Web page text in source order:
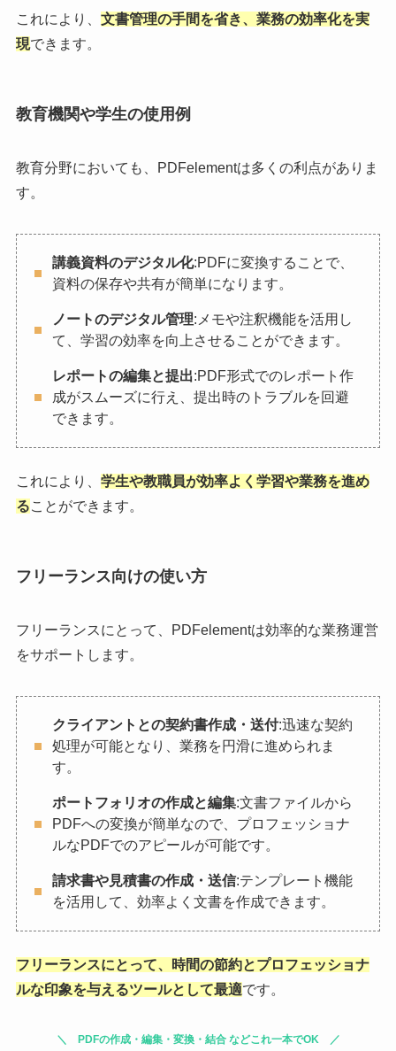
これにより、 文書管理の手間を省き、業務の効率化を実
現できます。
教育機関や学生の使用例
教育分野においても、PDFelementは多くの利点がありま
す。
講義資料のデジタル化:PDFに変換することで、
資料の保存や共有が簡単になります。
ノートのデジタル管理:メモや注釈機能を活用し
て、学習の効率を向上させることができます。
レポートの編集と提出:PDF形式でのレポート作
成がスムーズに行え、提出時のトラブルを回避
できます。
これにより、 学生や教職員が効率よく学習や業務を進め
ることができます。
フリーランス向けの使い方
フリーランスにとって、PDFelementは効率的な業務運営
をサポートします。
クライアントとの契約書作成・送付:迅速な契約
処理が可能となり、業務を円滑に進められま
す。
ポートフォリオの作成と編集:文書ファイルから
PDFへの変換が簡単なので、プロフェッショナ
ルなPDFでのアピールが可能です。
請求書や見積書の作成・送信:テンプレート機能
を活用して、効率よく文書を作成できます。
フリーランスにとって、時間の節約とプロフェッショナ
ルな印象を与えるツールとして最適です。
PDFの作成・編集・変換・結合 などこれ一本でOK